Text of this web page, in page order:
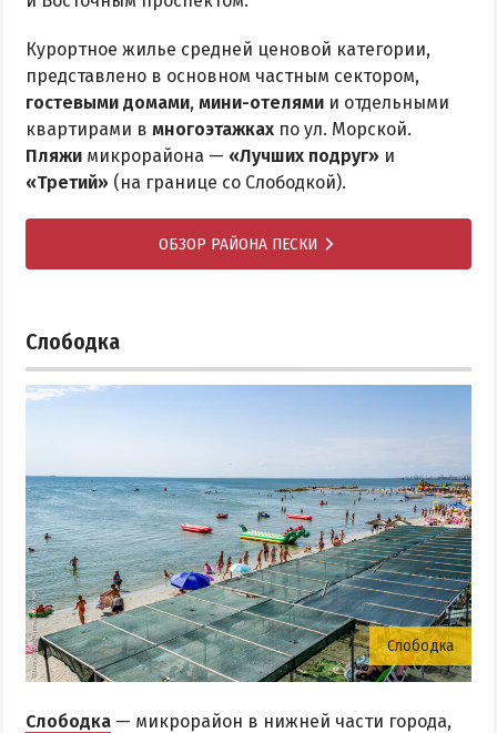
Курортное жилье средней ценовой категории,
представлено в основном частным сектором,
гостевыми домами, мини-отелями и отдельными
квартирами в многоэтажках по ул. Морской.
Пляжи микрорайона — «Лучших подруг» и
«Третий» (на границе со Слободкой).
ОБЗОР РАЙОНА ПЕСКИ
Слободка
Слободка
Слободка — микрорайон в нижней части города,